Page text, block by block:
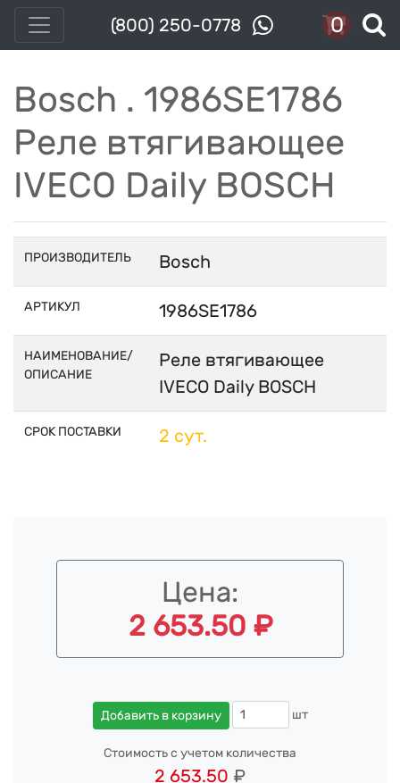
(800) 250-0778 0
Bosch . 1986SE1786
Реле втягивающее
IVECO Daily BOSCH
ПРОИЗВОДИТЕЛЬ Bosch
АРТИКУЛ 1986SE1786
НАИМЕНОВАНИЕ/
ОПИСАНИЕ
Реле втягивающее
IVECO Daily BOSCH
СРОК ПОСТАВКИ 2 сут.
Цена:
2 653.50 ₽
Добавить в корзину шт
Стоимость с учетом количества
2 653.50 ₽